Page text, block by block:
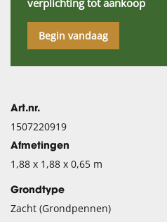
verplichting tot aankoop
Begin vandaag
Art.nr.
1507220919
Afmetingen
1,88 x 1,88 x 0,65 m
Grondtype
Zacht (Grondpennen)